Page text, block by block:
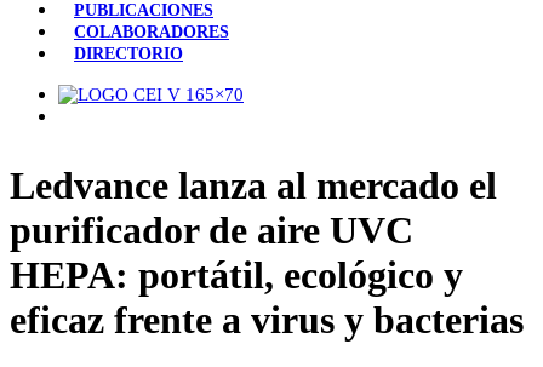
PUBLICACIONES
COLABORADORES
DIRECTORIO
Ledvance lanza al mercado el
purificador de aire UVC
HEPA: portátil, ecológico y
eficaz frente a virus y bacterias